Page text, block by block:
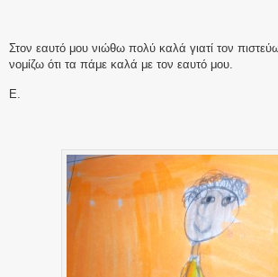
Στον εαυτό μου νιώθω πολύ καλά γιατί τον
νομίζω ότι τα πάμε καλά με τον εαυτό μου.
Ε.